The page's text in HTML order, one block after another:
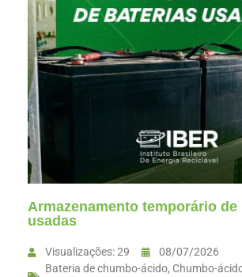
Armazenamento temporário de
usadas
Visualizações: 29
08/07/2026
Bateria de chumbo-ácido, Chumbo-